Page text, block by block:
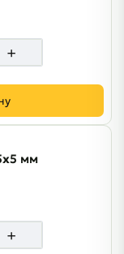
+
мм
+